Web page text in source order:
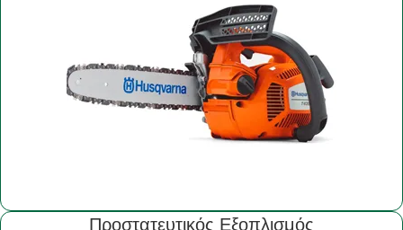
Προστατευτικός Εξοπλισμός